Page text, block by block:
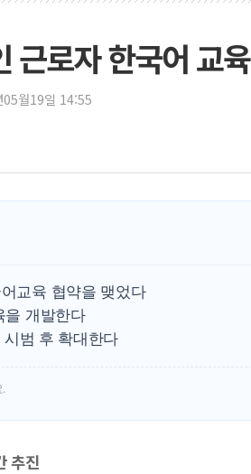
트럼프, 백신·자폐증 행정명령
美 항소법원, 백악관 무도회장
이란 핵심 원유 수출항 '하르그
美 고용 쇼크에 엔화 장중 급등
[AI MY 뉴스] 뉴욕 반도체주 프
뉴욕증시 프리뷰, 美 고용 쇼크
[종합] 美 7월 고용 2만3000명
보훈부, 미 DPAA와 MOU…
트럼프 "금리 내려야"…파월 때
특정 정치인 측근 포항시 정책특
李 대통령, '6시간 마라톤 부
트럼프, 中 겨냥 폴리실리콘 관
근로자 한국어 교
05월19일 14:55
교육 협약을 맺었다
을 개발한다
범 후 확대한다
.
추진